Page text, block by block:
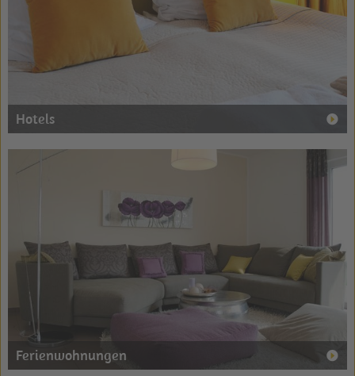
Hotels
Ferienwohnungen